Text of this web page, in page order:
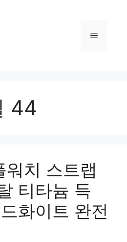
메
44
워치 스트랩
티타늄 득
화이트 완전